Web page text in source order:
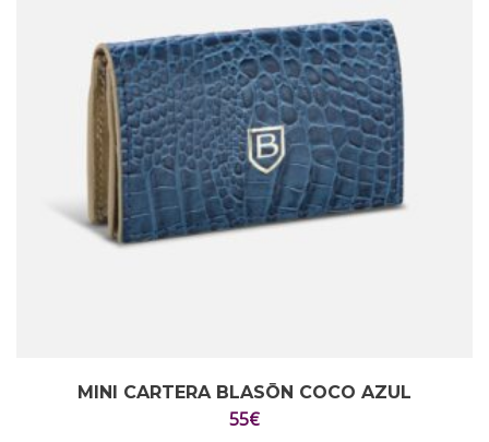
MINI CARTERA BLASŌN COCO AZUL
55€